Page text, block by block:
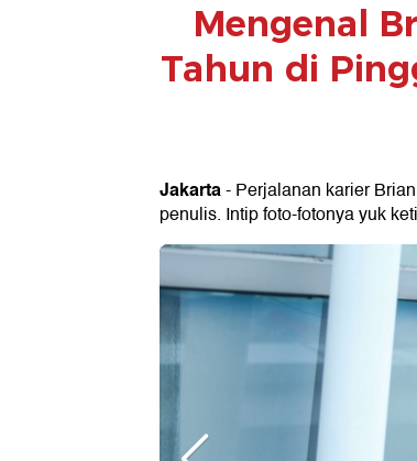
Mengenal
Tahun di
Jakarta- Perjalanan karier
penulis. Intip foto-fotonya yuk